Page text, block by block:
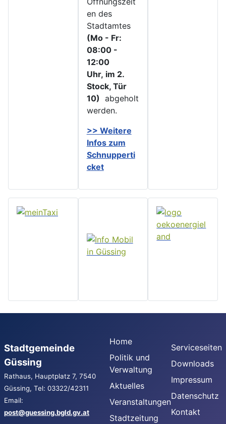
en des
Stadtamtes
(Mo - Fr:
08:00 -
12:00
Uhr, im 2.
Stock, Tür
10) abgeholt
werden.
>> Weitere
Infos zum
Schnupperti
cket
Stadtgemeinde
Güssing
Rathaus, Hauptplatz 7, 7540
Güssing, Tel: 03322/42311
Email:
post@guessing.bgld.gv.at
Home
Politik und
Verwaltung
Aktuelles
Veranstaltungen
Stadtzeitung
Serviceseiten
Downloads
Impressum
Datenschutz
Kontakt